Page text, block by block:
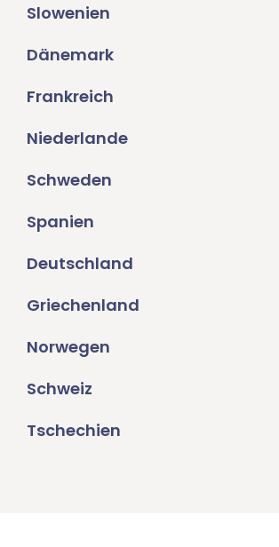
Slowenien
Dänemark
Frankreich
Niederlande
Schweden
Spanien
Deutschland
Griechenland
Norwegen
Schweiz
Tschechien